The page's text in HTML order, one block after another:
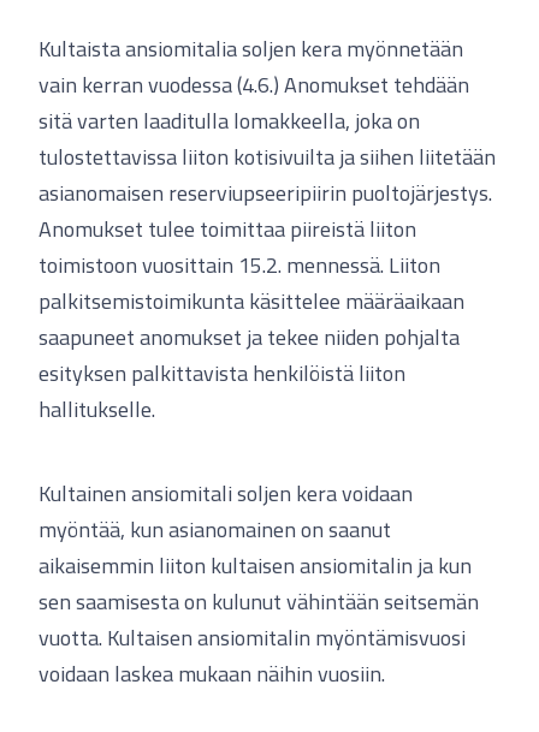
Kultaista ansiomitalia soljen kera myönnetään
vain kerran vuodessa (4.6.) Anomukset tehdään
sitä varten laaditulla lomakkeella, joka on
tulostettavissa liiton kotisivuilta ja siihen liitetään
asianomaisen reserviupseeripiirin puoltojärjestys.
Anomukset tulee toimittaa piireistä liiton
toimistoon vuosittain 15.2. mennessä. Liiton
palkitsemistoimikunta käsittelee määräaikaan
saapuneet anomukset ja tekee niiden pohjalta
esityksen palkittavista henkilöistä liiton
hallitukselle.
Kultainen ansiomitali soljen kera voidaan
myöntää, kun asianomainen on saanut
aikaisemmin liiton kultaisen ansiomitalin ja kun
sen saamisesta on kulunut vähintään seitsemän
vuotta. Kultaisen ansiomitalin myöntämisvuosi
voidaan laskea mukaan näihin vuosiin.